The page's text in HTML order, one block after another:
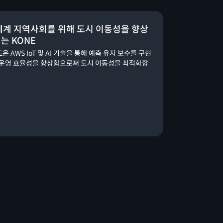
계 지역사회를 위해 도시 이동성을 향상
KONE
은 AWS IoT 및 AI 기술을 통해 예측 유지 보수를 구현
영 효율성을 향상함으로써 도시 이동성을 최적화합